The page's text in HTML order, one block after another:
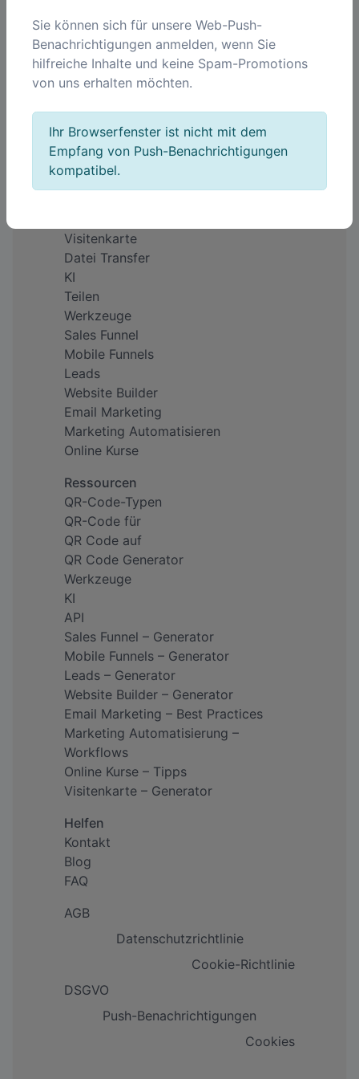
Unternehmen
Über uns
Impressum
Warum QREQ?
Feedback
Preise
Produkte
Visitenkarte
Datei Transfer
KI
Teilen
Werkzeuge
Sales Funnel
Mobile Funnels
Leads
Website Builder
Email Marketing
Marketing Automatisieren
Online Kurse
Ressourcen
QR-Code-Typen
QR-Code für
QR Code auf
QR Code Generator
Werkzeuge
KI
API
Sales Funnel – Generator
Mobile Funnels – Generator
Leads – Generator
Website Builder – Generator
Email Marketing – Best Practices
Marketing Automatisierung –
Workflows
Online Kurse – Tipps
Visitenkarte – Generator
Helfen
Kontakt
Blog
FAQ
AGB
Datenschutzrichtlinie
Cookie-Richtlinie
DSGVO
Push-Benachrichtigungen
Cookies
Sie können sich für unsere Web-Push-
Benachrichtigungen anmelden, wenn Sie
hilfreiche Inhalte und keine Spam-Promotions
von uns erhalten möchten.
Ihr Browserfenster ist nicht mit dem
Empfang von Push-Benachrichtigungen
kompatibel.